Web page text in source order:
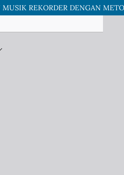
MUSIK REKORDER DENGAN